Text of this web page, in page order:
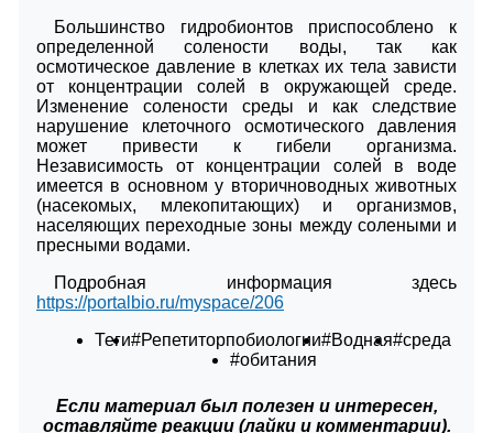
Большинство гидробионтов приспособлено к
определенной солености воды, так как
осмотическое давление в клетках их тела зависти
от концентрации солей в окружающей среде.
Изменение солености среды и как следствие
нарушение клеточного осмотического давления
может привести к гибели организма.
Независимость от концентрации солей в воде
имеется в основном у вторичноводных животных
(насекомых, млекопитающих) и организмов,
населяющих переходные зоны между солеными и
пресными водами.
Подробная информация здесь
https://portalbio.ru/myspace/206
Теги#Репетиторпобиологии#Водная#среда
#обитания
Если материал был полезен и интересен,
оставляйте реакции (лайки и комментарии).